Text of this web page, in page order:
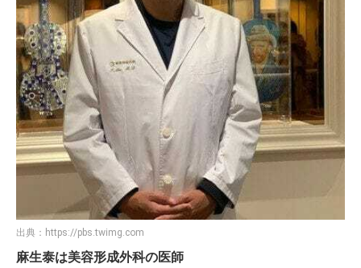
出典： https://pbs.twimg.com
麻生泰は美容形成外科の医師